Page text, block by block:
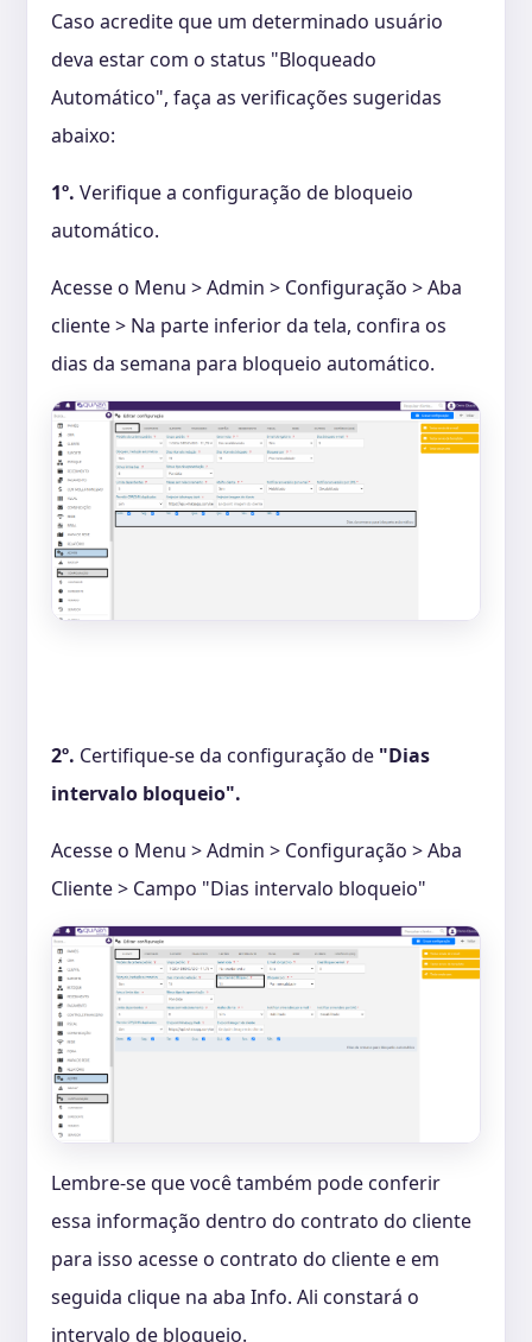
Caso acredite que um determinado usuário
deva estar com o status "Bloqueado
Automático", faça as verificações sugeridas
abaixo:
1º. Verifique a configuração de bloqueio
automático.
Acesse o Menu > Admin > Configuração > Aba
cliente > Na parte inferior da tela, confira os
dias da semana para bloqueio automático.
2º. Certifique-se da configuração de "Dias
intervalo bloqueio".
Acesse o Menu > Admin > Configuração > Aba
Cliente > Campo "Dias intervalo bloqueio"
Lembre-se que você também pode conferir
essa informação dentro do contrato do cliente
para isso acesse o contrato do cliente e em
seguida clique na aba Info. Ali constará o
intervalo de bloqueio.